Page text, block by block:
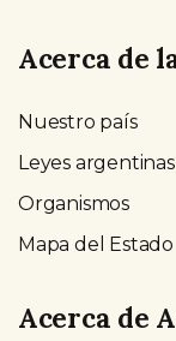
Acerca de
Nuestro país
Leyes argentinas
Organismos
Mapa del Estado
Acerca de